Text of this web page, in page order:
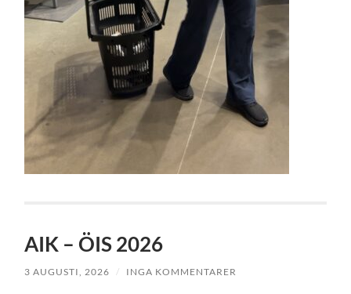
AIK – ÖIS 2026
3 AUGUSTI, 2026 / INGA KOMMENTARER